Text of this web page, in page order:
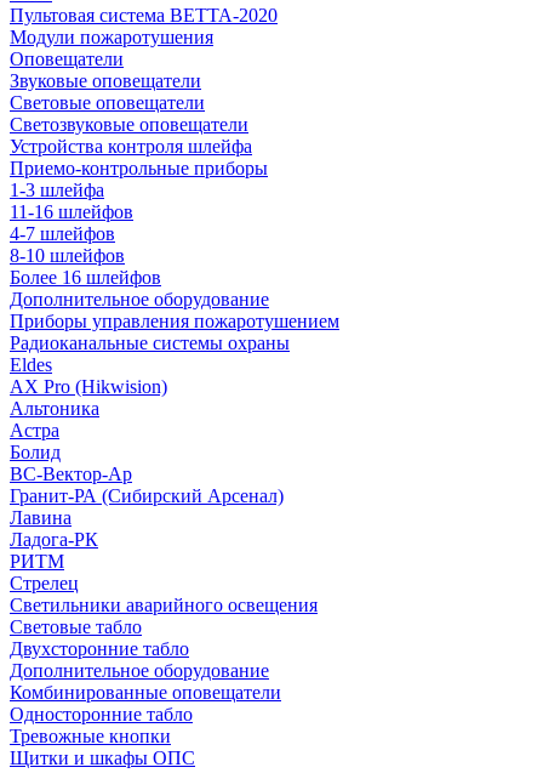
Пультовая система ВЕТТА-2020
Модули пожаротушения
Оповещатели
Звуковые оповещатели
Световые оповещатели
Светозвуковые оповещатели
Устройства контроля шлейфа
Приемо-контрольные приборы
1-3 шлейфа
11-16 шлейфов
4-7 шлейфов
8-10 шлейфов
Более 16 шлейфов
Дополнительное оборудование
Приборы управления пожаротушением
Радиоканальные системы охраны
Eldes
AX Pro (Hikwision)
Альтоника
Астра
Болид
ВС-Вектор-Ар
Гранит-РА (Сибирский Арсенал)
Лавина
Ладога-РК
РИТМ
Стрелец
Светильники аварийного освещения
Световые табло
Двухсторонние табло
Дополнительное оборудование
Комбинированные оповещатели
Односторонние табло
Тревожные кнопки
Щитки и шкафы ОПС